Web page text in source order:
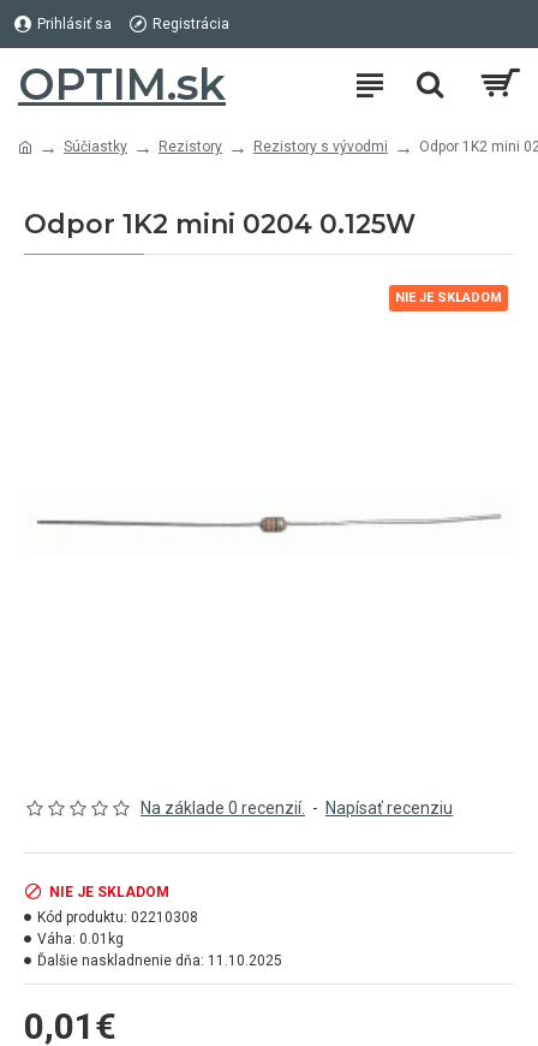
Prihlásiť sa Registrácia
OPTIM.sk
Súčiastky Rezistory Rezistory s vývodmi Odpor 1K2 mini
Odpor 1K2 mini 0204 0.125W
NIE JE SKLADOM
Na základe 0 recenzií. - Napísať recenziu
0,01€
NIE JE SKLADOM
Kód produktu: 02210308
Váha: 0.01kg
Ďalšie naskladnenie dňa: 11.10.2025